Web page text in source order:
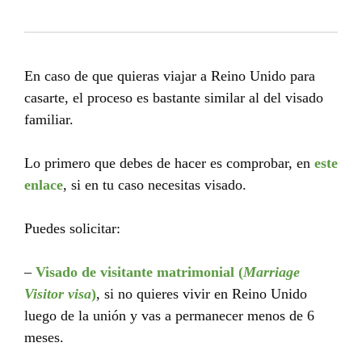
En caso de que quieras viajar a Reino Unido para
casarte, el proceso es bastante similar al del visado
familiar.
Lo primero que debes de hacer es comprobar, en este
enlace, si en tu caso necesitas visado.
Puedes solicitar:
– Visado de visitante matrimonial (Marriage
Visitor visa), si no quieres vivir en Reino Unido
luego de la unión y vas a permanecer menos de 6
meses.